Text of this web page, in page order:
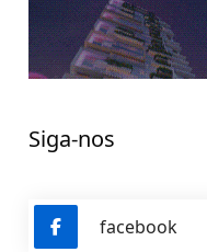
Siga-nos
facebook